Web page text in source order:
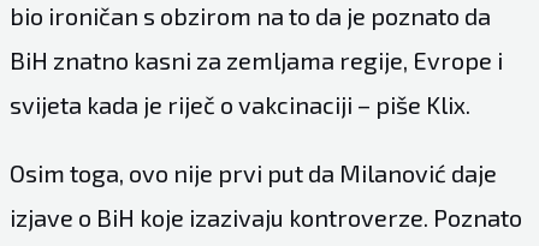
bio ironičan s obzirom na to da je poznato da
BiH znatno kasni za zemljama regije, Evrope i
svijeta kada je riječ o vakcinaciji – piše Klix.
Osim toga, ovo nije prvi put da Milanović daje
izjave o BiH koje izazivaju kontroverze. Poznato